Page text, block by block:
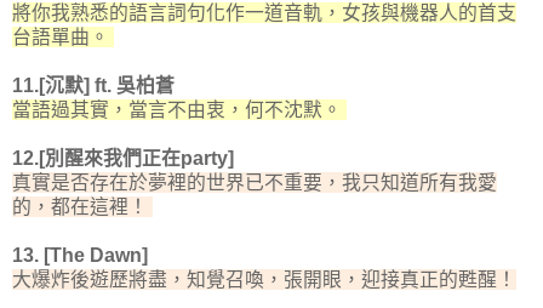
將你我熟悉的語言詞句化作一道音軌，女孩與機器人的首支
台語單曲。
11.[沉默] ft. 吳柏蒼
當語過其實，當言不由衷，何不沈默。
12.[別醒來我們正在party]
真實是否存在於夢裡的世界已不重要，我只知道所有我愛
的，都在這裡！
13. [The Dawn]
大爆炸後遊歷將盡，知覺召喚，張開眼，迎接真正的甦醒！